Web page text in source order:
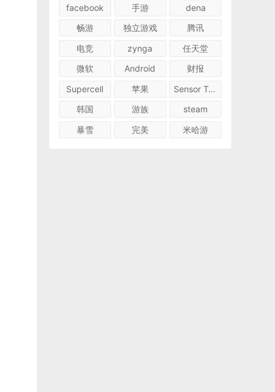
facebook
手游
dena
畅游
独立游戏
腾讯
电竞
zynga
任天堂
微软
Android
财报
Supercell
苹果
Sensor Tower
韩国
游族
steam
暴雪
完美 米哈游